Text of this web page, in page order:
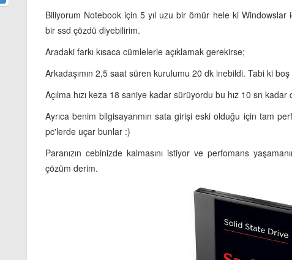
Biliyorum Notebook için 5 yıl uzu bir ömür hele ki Windowslar
bir ssd çözdü diyebilirim.
Aradaki farkı kısaca cümlelerle açıklamak gerekirse;
Arkadaşımın 2,5 saat süren kurulumu 20 dk inebildi. Tabi ki
Açılma hızı keza 18 saniye kadar sürüyordu bu hız 10 sn kadar
Ayrıca benim bilgisayarımın sata girişi eski olduğu için tam
pc'lerde uçar bunlar :)
Paranızın cebinizde kalmasını istiyor ve perfomans
çözüm derim.